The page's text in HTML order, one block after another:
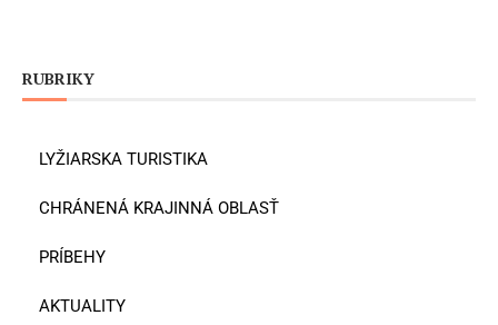
RUBRIKY
LYŽIARSKA TURISTIKA
CHRÁNENÁ KRAJINNÁ OBLASŤ
PRÍBEHY
AKTUALITY